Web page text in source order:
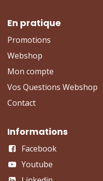
En pratique
Promotions
Webshop
Mon compte
Vos Questions Webshop
Contact
Informations
Facebook
Youtube